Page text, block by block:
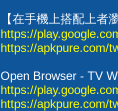
【在手機上搭配上者
https://
https://apkpure.com/
Open Browser - TV
https://
https://apkpure.com/